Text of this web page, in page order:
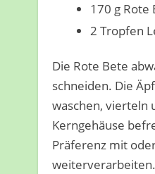
170 g Rote
2 Tropfen
Die Rote Bete
schneiden. Die
waschen, vierteln
Kerngehäuse
Präferenz mit